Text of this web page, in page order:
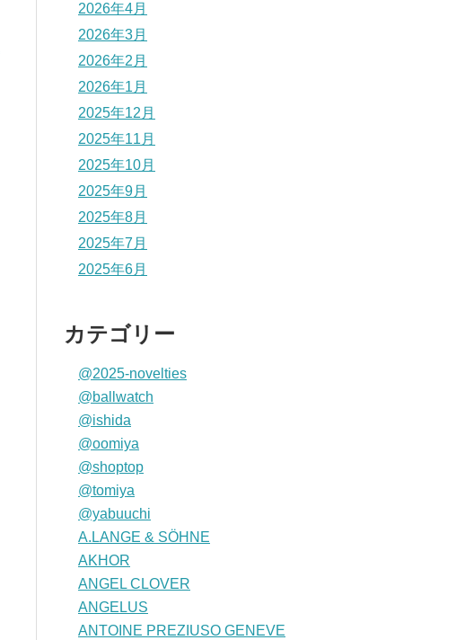
2026年4月
2026年3月
2026年2月
2026年1月
2025年12月
2025年11月
2025年10月
2025年9月
2025年8月
2025年7月
2025年6月
カテゴリー
@2025-novelties
@ballwatch
@ishida
@oomiya
@shoptop
@tomiya
@yabuuchi
A.LANGE & SÖHNE
AKHOR
ANGEL CLOVER
ANGELUS
ANTOINE PREZIUSO GENEVE